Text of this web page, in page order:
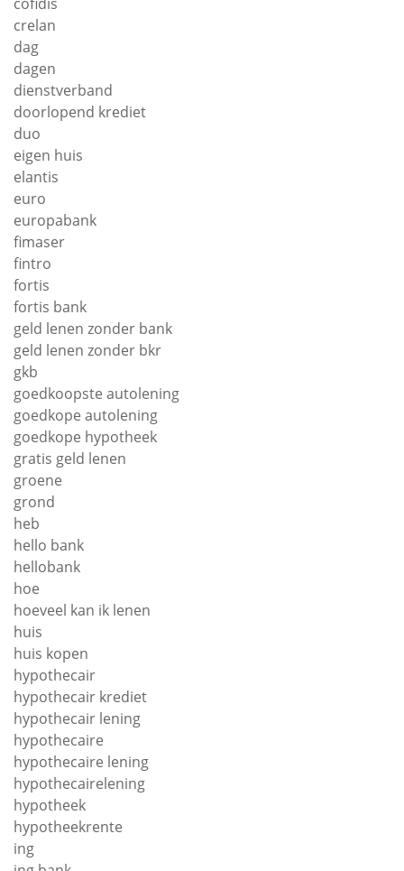
crelan
dag
dagen
dienstverband
doorlopend krediet
duo
eigen huis
elantis
euro
europabank
fimaser
fintro
fortis
fortis bank
geld lenen zonder bank
geld lenen zonder bkr
gkb
goedkoopste autolening
goedkope autolening
goedkope hypotheek
gratis geld lenen
groene
grond
heb
hello bank
hellobank
hoe
hoeveel kan ik lenen
huis
huis kopen
hypothecair
hypothecair krediet
hypothecair lening
hypothecaire
hypothecaire lening
hypothecairelening
hypotheek
hypotheekrente
ing